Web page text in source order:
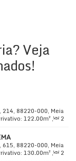
Veja
214, 88220-000, Meia
122.00m² ,
2
, 2Vaga(s) ,
Útil:
615, 88220-000, Meia
130.00m² ,
2